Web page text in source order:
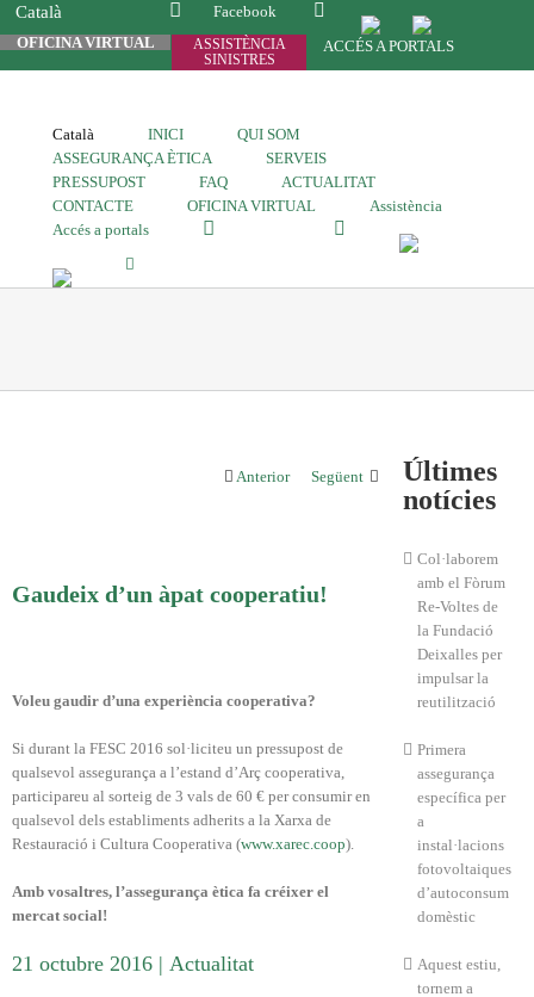
Català
Facebook
OFICINA VIRTUAL
ASSISTÈNCIA
SINISTRES
ACCÉS A PORTALS
Català INICI
QUI SOM
ASSEGURANÇA ÈTICA
SERVEIS
PRESSUPOST
FAQ
ACTUALITAT
CONTACTE
OFICINA VIRTUAL
Assistència
Accés a portals
Anterior Següent
Gaudeix d’un àpat cooperatiu!
Voleu gaudir d’una experiència cooperativa?
Si durant la FESC 2016 sol·liciteu un pressupost de
qualsevol assegurança a l’estand d’Arç cooperativa,
participareu al sorteig de 3 vals de 60 € per consumir en
qualsevol dels establiments adherits a la Xarxa de
Restauració i Cultura Cooperativa (www.xarec.coop).
Amb vosaltres, l’assegurança ètica fa créixer el
mercat social!
21 octubre 2016 | Actualitat
Últimes
notícies
Col·laborem
amb el Fòrum
Re-Voltes de
la Fundació
Deixalles per
impulsar la
reutilització
Primera
assegurança
específica per
a
instal·lacions
fotovoltaiques
d’autoconsum
domèstic
Aquest estiu,
tornem a